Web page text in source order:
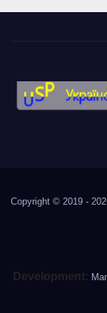
Copyright © 2019 -
Development: